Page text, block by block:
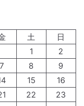
土
日
1
2
7 8
9
15
16
22
23